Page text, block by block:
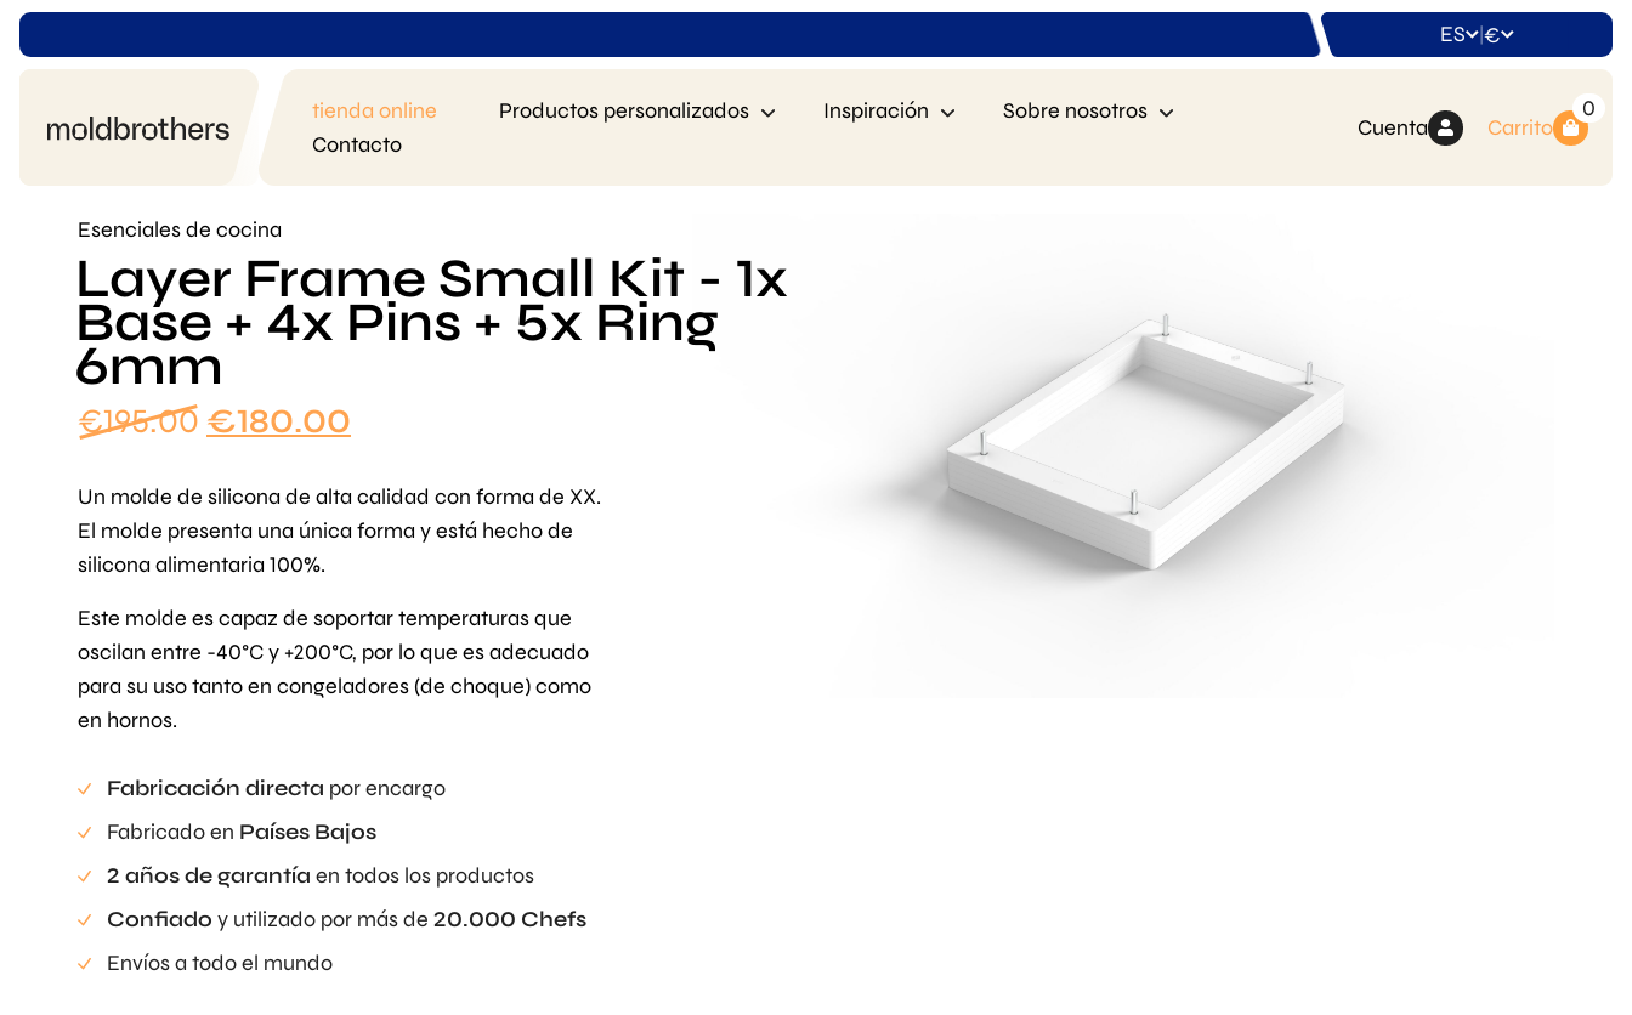
ES | €
tienda online Productos personalizados Inspiración
Sobre nosotros
Contacto
Cuenta
0
Carrito
Esenciales de cocina
Layer Frame Small Kit - 1x
Base + 4x Pins + 5x Ring
6mm
€195.00 El
original
era:
€195.00.
€180.00
actual
es:
Un molde de silicona de alta calidad con forma de XX.
El molde presenta una única forma y está hecho de
silicona alimentaria 100%.
Este molde es capaz de soportar temperaturas que
oscilan entre -40°C y +200°C, por lo que es adecuado
para su uso tanto en congeladores (de choque) como
en hornos.
Fabricación directa por encargo
Fabricado en Países Bajos
2 años de garantía en todos los productos
Confiado y utilizado por más de 20.000 Chefs
Envíos a todo el mundo